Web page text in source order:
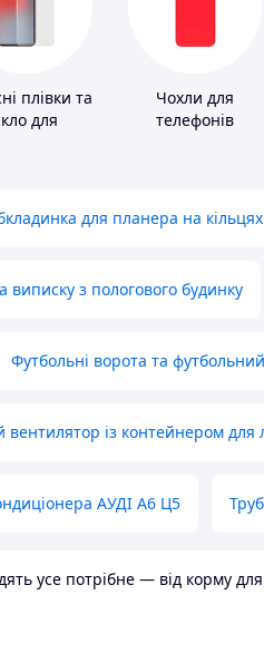
плівки та
для
Чохли для
телефонів
для планера на
з пологового будинку
Футбольні ворота та
вентилятор із контейнером для
АУДІ А6 Ц5
усе потрібне — від корму